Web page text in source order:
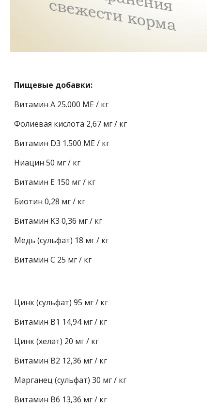
Пищевые добавки:
Витамин A 25.000 МЕ / кг
Фолиевая кислота 2,67 мг / кг
Витамин D3 1.500 МЕ / кг
Ниацин 50 мг / кг
Витамин E 150 мг / кг
Биотин 0,28 мг / кг
Витамин K3 0,36 мг / кг
Медь (сульфат) 18 мг / кг
Витамин C 25 мг / кг
Цинк (сульфат) 95 мг / кг
Витамин B1 14,94 мг / кг
Цинк (хелат) 20 мг / кг
Витамин B2 12,36 мг / кг
Марганец (сульфат) 30 мг / кг
Витамин B6 13,36 мг / кг